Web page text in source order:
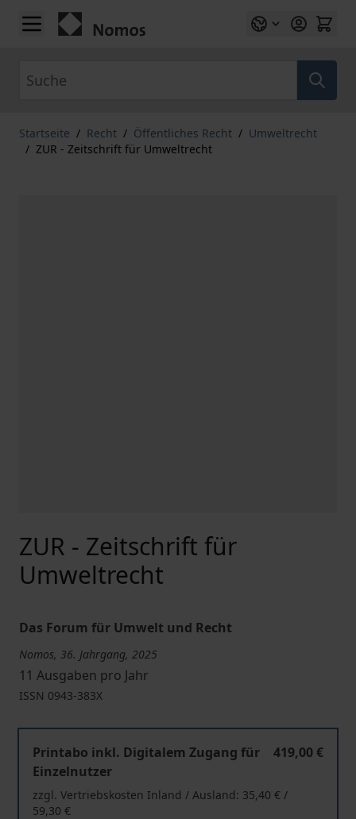
Zum Inhalt springen
Startseite / Recht / Öffentliches Recht / Umweltrecht
/ ZUR - Zeitschrift für Umweltrecht
ZUR - Zeitschrift für
Umweltrecht
Das Forum für Umwelt und Recht
Nomos, 36. Jahrgang, 2025
11 Ausgaben pro Jahr
ISSN 0943-383X
Printabo inkl. Digitalem Zugang für
Einzelnutzer
419,00 €
zzgl. Vertriebskosten Inland / Ausland: 35,40 € /
59,30 €